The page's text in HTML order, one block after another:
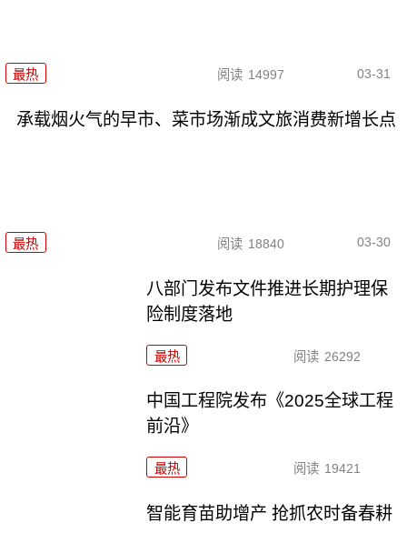
最热 阅读 14997 03-31
承载烟火气的早市、菜市场渐成文旅消费新增长点
最热 阅读 18840 03-30
八部门发布文件推进长期护理保
险制度落地
最热 阅读 26292
中国工程院发布《2025全球工程
前沿》
最热 阅读 19421
智能育苗助增产 抢抓农时备春耕